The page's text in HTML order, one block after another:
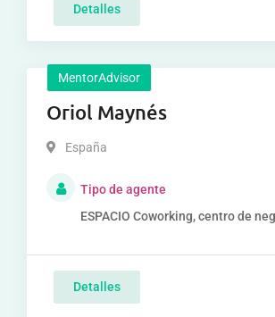
Detalles
MentorAdvisor
Oriol Maynés
España
Tipo de agente
ESPACIO Coworking, centro de
Detalles